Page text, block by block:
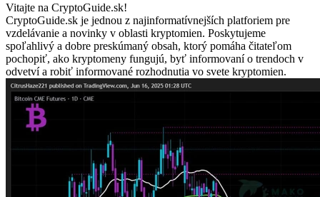
Vitajte na CryptoGuide.sk!
CryptoGuide.sk je jednou z najinformatívnejších platforiem pre
vzdelávanie a novinky v oblasti kryptomien. Poskytujeme
spoľahlivý a dobre preskúmaný obsah, ktorý pomáha čitateľom
pochopiť, ako kryptomeny fungujú, byť informovaní o trendoch v
odvetví a robiť informované rozhodnutia vo svete kryptomien.